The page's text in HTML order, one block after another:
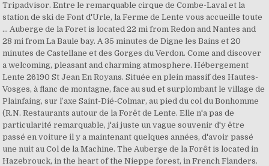
Tripadvisor. Entre le remarquable cirque de Combe-Laval et la
station de ski de Font d'Urle, la Ferme de Lente vous accueille toute
… Auberge de la Foret is located 22 mi from Redon and Nantes and
28 mi from La Baule bay. A 35 minutes de Digne les Bains et 20
minutes de Castellane et des Gorges du Verdon. Come and discover
a welcoming, pleasant and charming atmosphere. Hébergement
Lente 26190 St Jean En Royans. Située en plein massif des Hautes-
Vosges, à flanc de montagne, face au sud et surplombant le village de
Plainfaing, sur l’axe Saint-Dié-Colmar, au pied du col du Bonhomme
(R.N. Restaurants autour de la Forêt de Lente. Elle n'a pas de
particularité remarquable, j'ai juste un vague souvenir d'y être
passé en voiture il y a maintenant quelques années, d'avoir passé
une nuit au Col de la Machine. The Auberge de la Forêt is located in
Hazebrouck, in the heart of the Nieppe forest, in French Flanders.